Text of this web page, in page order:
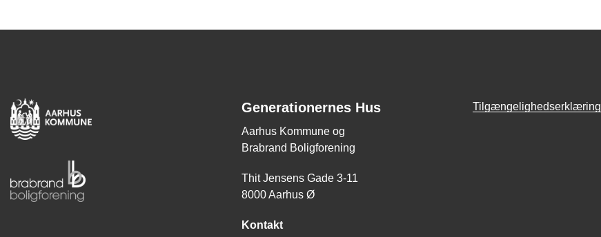
Generationernes Hus
Aarhus Kommune og
Brabrand Boligforening
Thit Jensens Gade 3-11
8000 Aarhus Ø
Kontakt
Tilgængelighedserklæring